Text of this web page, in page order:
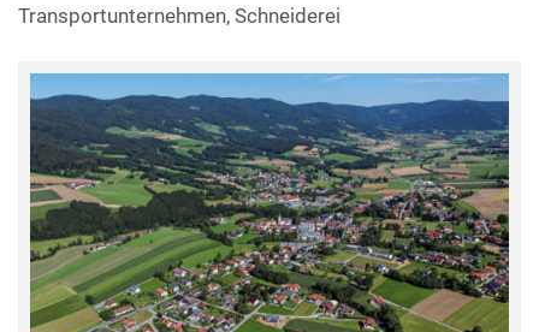
Transportunternehmen, Schneiderei